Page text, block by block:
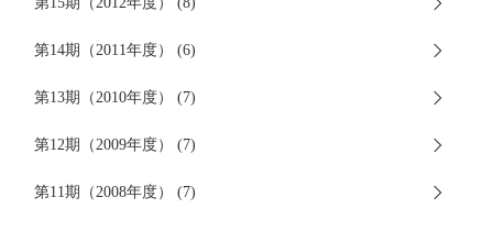
第14期（2011年度） (6)
第13期（2010年度） (7)
第12期（2009年度） (7)
第11期（2008年度） (7)